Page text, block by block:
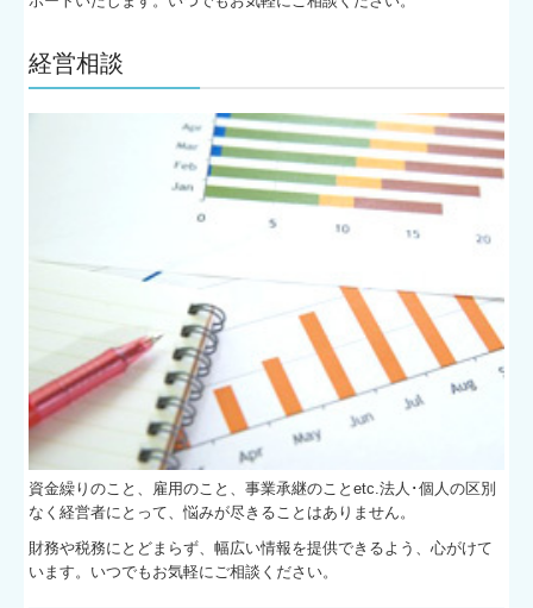
経営相談
資金繰りのこと、雇用のこと、事業承継のことetc.法人･個人の区別
なく経営者にとって、悩みが尽きることはありません。
財務や税務にとどまらず、幅広い情報を提供できるよう、心がけて
います。いつでもお気軽にご相談ください。